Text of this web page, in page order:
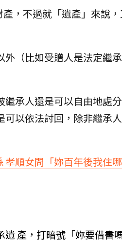
，不過就「遺產」來說
外（比如受贈人是法定繼
繼承人還是可以自由地處
可以依法討回，除非繼承
孝順女問「妳百年後我住
產，打暗號「妳要借書